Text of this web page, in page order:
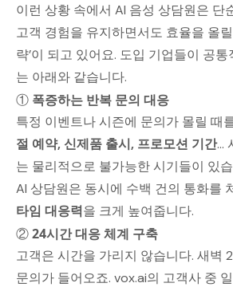
이런 상황 속에서 AI 음성 상담원은 단
고객 경험을 유지하면서도 효율을 올
략’이 되고 있어요. 도입 기업들이 공
는 아래와 같습니다.
① 폭증하는 반복 문의 대응
특정 이벤트나 시즌에 문의가 몰릴 때
절 예약, 신제품 출시, 프로모션 기간...
는 물리적으로 불가능한 시기들이 있
AI 상담원은 동시에 수백 건의 통화를
타임 대응력을 크게 높여줍니다.
②24시간 대응 체계 구축
고객은 시간을 가리지 않습니다. 새벽
문의가 들어오죠. vox.ai의 고객사 중